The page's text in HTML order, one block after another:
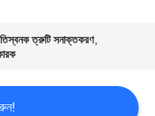
ত্রুটি সনাক্তকরণ,